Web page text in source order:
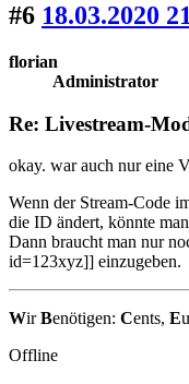
#6 18.03.2020
florian
Administrator
Re: Livestream-
okay. war auch nur eine
Wenn der Stream-Code
die ID ändert, könnte
Dann braucht man nur
id=123xyz]] einzugeben.
WirBenötigen: Cents, E
Offline